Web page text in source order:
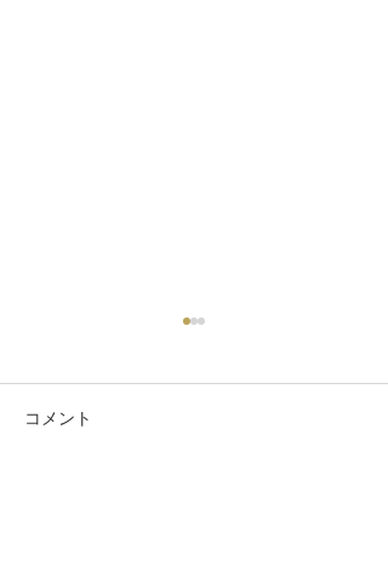
コメント